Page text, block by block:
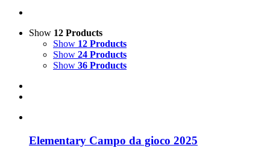
Show 12 Products
Show 12 Products
Show 24 Products
Show 36 Products
Elementary Campo da gioco 2025